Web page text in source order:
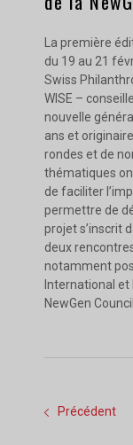
La première
du 19 au 21
Swiss
WISE –
nouvelle
ans et
rondes et de
thématiques
de faciliter
permettre de
projet s’inscrit
deux
notamment
International et
NewGen
Précédent